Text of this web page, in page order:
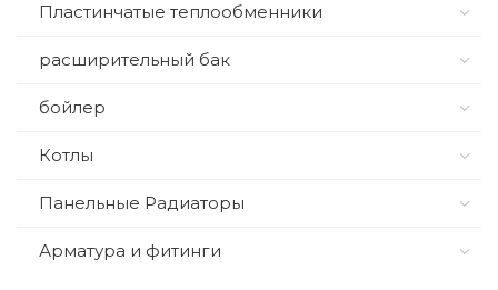
Пластинчатые теплообменники
расширительный бак
бойлер
Котлы
Панельные Радиаторы
Арматура и фитинги